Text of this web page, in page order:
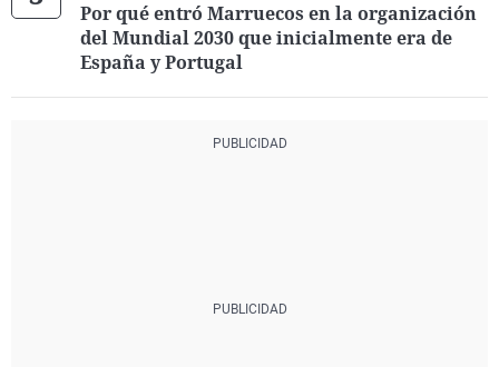
Por qué entró Marruecos en la organización
del Mundial 2030 que inicialmente era de
España y Portugal